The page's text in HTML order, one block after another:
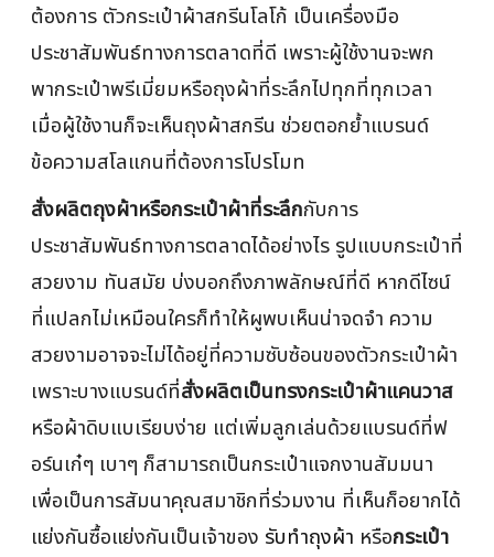
ต้องการ ตัวกระเป๋าผ้าสกรีนโลโก้ เป็นเครื่องมือ
ประชาสัมพันธ์ทางการตลาดที่ดี เพราะผู้ใช้งานจะพก
พากระเป๋าพรีเมี่ยมหรือถุงผ้าที่ระลึกไปทุกที่ทุกเวลา
เมื่อผู้ใช้งานก็จะเห็นถุงผ้าสกรีน ช่วยตอกย้ำแบรนด์
ข้อความสโลแกนที่ต้องการโปรโมท
สั่งผลิตถุงผ้าหรือกระเป๋าผ้าที่ระลึกกับการ
ประชาสัมพันธ์ทางการตลาดได้อย่างไร รูปแบบกระเป๋าที่
สวยงาม ทันสมัย บ่งบอกถึงภาพลักษณ์ที่ดี หากดีไซน์
ที่แปลกไม่เหมือนใครก็ทำให้ผูพบเห็นน่าจดจำ ความ
สวยงามอาจจะไม่ได้อยู่ที่ความซับซ้อนของตัวกระเป๋าผ้า
เพราะบางแบรนด์ที่สั่งผลิตเป็นทรงกระเป๋าผ้าแคนวาส
หรือผ้าดิบแบเรียบง่าย แต่เพิ่มลูกเล่นด้วยแบรนด์ที่ฟ
อร์นเก๋ๆ เบาๆ ก็สามารถเป็นกระเป๋าแจกงานสัมมนา
เพื่อเป็นการสัมนาคุณสมาชิกที่ร่วมงาน ที่เห็นก็อยากได้
แย่งกันซื้อแย่งกันเป็นเจ้าของ รับทำถุงผ้า หรือกระเป๋า